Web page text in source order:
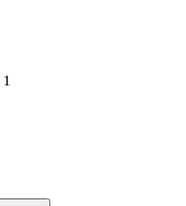
1